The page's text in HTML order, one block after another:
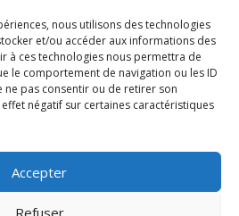
nous utilisons des technologies
et/ou accéder aux informations des
à ces technologies nous permettra de
le comportement de navigation ou les ID
ne pas consentir ou de retirer son
négatif sur certaines caractéristiques
Accepter
Refuser
01440 Viriat